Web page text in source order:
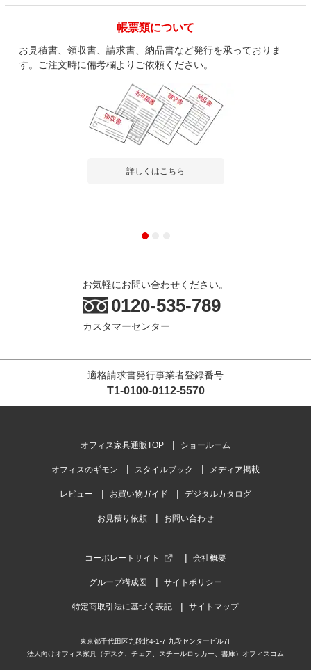
帳票類について
お見積書、領収書、請求書、納品書など発行を承っておりま
す。ご注文時に備考欄よりご依頼ください。
詳しくはこちら
お気軽にお問い合わせください。
0120-535-789
カスタマーセンター
適格請求書発行事業者登録番号
T1-0100-0112-5570
オフィス家具通販TOP ショールーム
オフィスのギモン スタイルブック メディア掲載
レビュー お買い物ガイド デジタルカタログ
お見積り依頼 お問い合わせ
コーポレートサイト 会社概要
グループ構成図 サイトポリシー
特定商取引法に基づく表記 サイトマップ
東京都千代田区九段北4-1-7 九段センタービル7F
法人向けオフィス家具（デスク、チェア、スチールロッカー、書庫）オフィスコム